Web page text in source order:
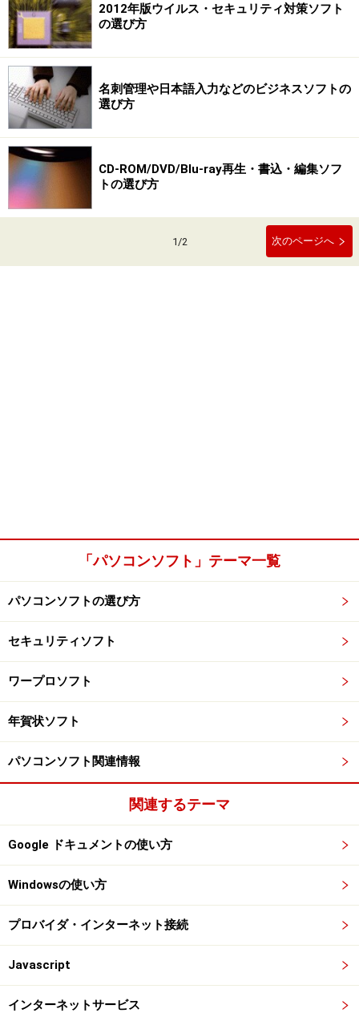
2012年版ウイルス・セキュリティ対策ソフト
の選び方
名刺管理や日本語入力などのビジネスソフトの
選び方
CD-ROM/DVD/Blu-ray再生・書込・編集ソフ
トの選び方
1/2 次のページへ
「パソコンソフト」テーマ一覧
パソコンソフトの選び方
セキュリティソフト
ワープロソフト
年賀状ソフト
パソコンソフト関連情報
関連するテーマ
Google ドキュメントの使い方
Windowsの使い方
プロバイダ・インターネット接続
Javascript
インターネットサービス